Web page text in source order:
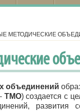
МЕТОДИЧЕСКИЕ
объединений
ТМО) создается с
развития